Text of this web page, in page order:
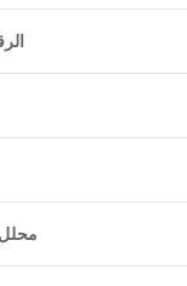
محلل PCR والمعالجة المسبقة